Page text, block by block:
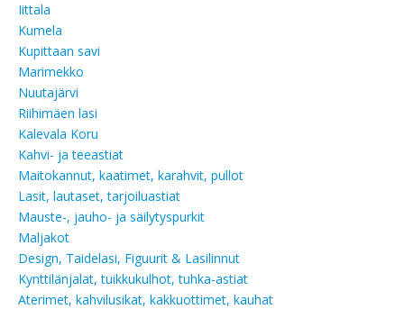
Iittala
Kumela
Kupittaan savi
Marimekko
Nuutajärvi
Riihimäen lasi
Kalevala Koru
Kahvi- ja teeastiat
Maitokannut, kaatimet, karahvit, pullot
Lasit, lautaset, tarjoiluastiat
Mauste-, jauho- ja säilytyspurkit
Maljakot
Design, Taidelasi, Figuurit & Lasilinnut
Kynttilänjalat, tuikkukulhot, tuhka-astiat
Aterimet, kahvilusikat, kakkuottimet, kauhat